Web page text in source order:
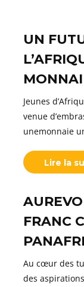
UN
Jeunes
venue
unemonnaie
Lire la
FRANC
Au cœur des
des